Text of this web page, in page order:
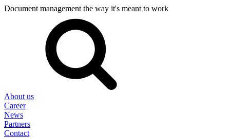
Document management the way it's meant to work
About us
Career
News
Partners
Contact